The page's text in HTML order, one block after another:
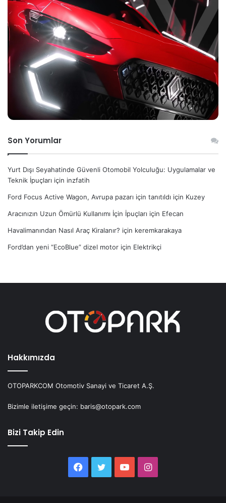
Son Yorumlar
Yurt Dışı Seyahatinde Güvenli Otomobil Yolculuğu: Uygulamalar ve
Teknik İpuçları için inzfatih
Ford Focus Active Wagon, Avrupa pazarı için tanıtıldı için Kuzey
Aracınızın Uzun Ömürlü Kullanımı İçin İpuçları için Efecan
Havalimanından Nasıl Araç Kiralanır? için keremkarakaya
Ford’dan yeni “EcoBlue” dizel motor için Elektrikçi
Hakkımızda
OTOPARKCOM Otomotiv Sanayi ve Ticaret A.Ş.
Bizimle iletişime geçin: baris@otopark.com
Bizi Takip Edin
Facebook
Twitter YouTubeInstagram